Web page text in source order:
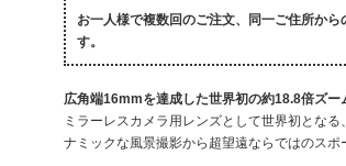
お一人様で複数回のご注文、同一ご住所か
す。
広角端16mmを達成した世界初の約18.8倍ズー
ミラーレスカメラ用レンズとして世界初とな
ナミックな風景撮影から超望遠ならではのス